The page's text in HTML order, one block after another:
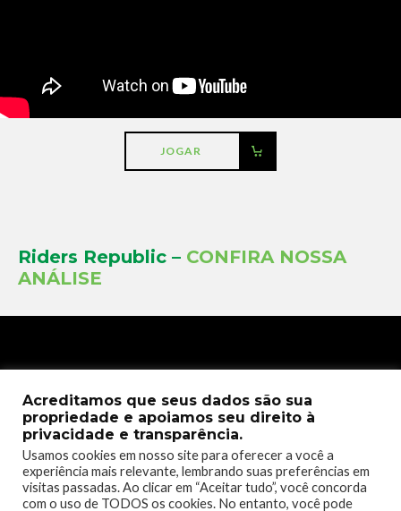
JOGAR
Riders Republic – CONFIRA NOSSA
ANÁLISE
Acreditamos que seus dados são sua
propriedade e apoiamos seu direito à
privacidade e transparência.
Usamos cookies em nosso site para oferecer a você a
experiência mais relevante, lembrando suas preferências em
visitas passadas. Ao clicar em “Aceitar tudo”, você concorda
com o uso de TODOS os cookies. No entanto, você pode